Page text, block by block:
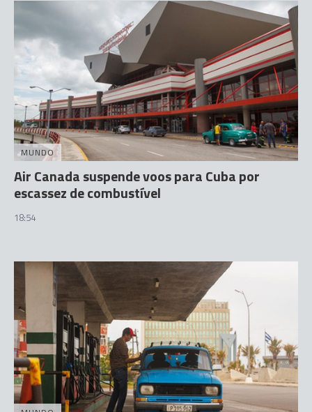
MUNDO
Air Canada suspende voos para Cuba por
escassez de combustível
18:54